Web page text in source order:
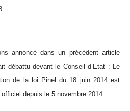
annoncé dans un précédent article
débattu devant le Conseil d’Etat : Le
de la loi Pinel du 18 juin 2014 est
depuis le 5 novembre 2014.